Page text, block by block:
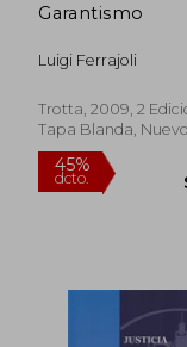
Garantismo
Luigi Ferrajoli
Trotta, 2009, 2
Tapa Blanda, Nuevo